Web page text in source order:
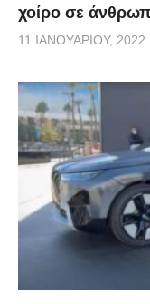
χοίρο σε
11 ΙΑΝΟΥΑΡΊΟΥ, 2022